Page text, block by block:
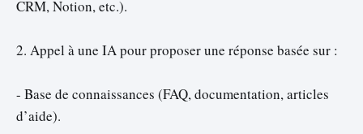
CRM, Notion, etc.).
2. Appel à une IA pour proposer une réponse basée sur :
- Base de connaissances (FAQ, documentation, articles
d’aide).